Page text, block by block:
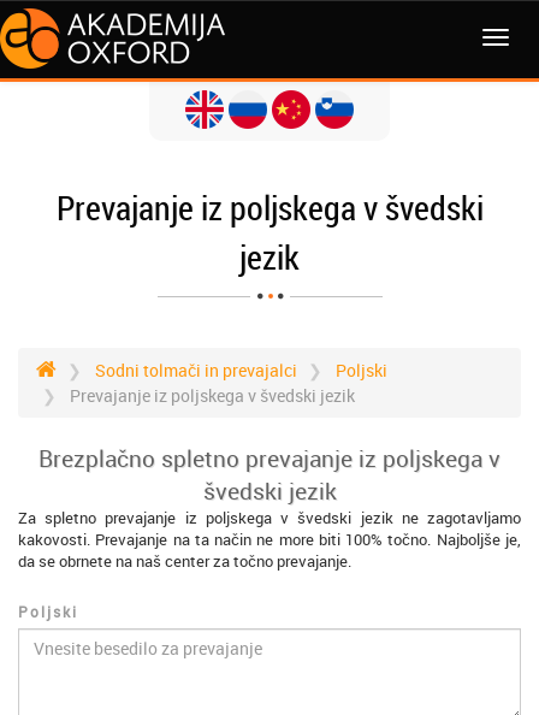
MENI
Prevajanje iz poljskega v švedski
jezik
Sodni tolmači in prevajalci
Poljski
Prevajanje iz poljskega v švedski jezik
Brezplačno spletno prevajanje iz poljskega v
švedski jezik
Za spletno prevajanje iz poljskega v švedski jezik ne zagotavljamo
kakovosti. Prevajanje na ta način ne more biti 100% točno. Najboljše je,
da se obrnete na naš center za točno prevajanje.
Poljski